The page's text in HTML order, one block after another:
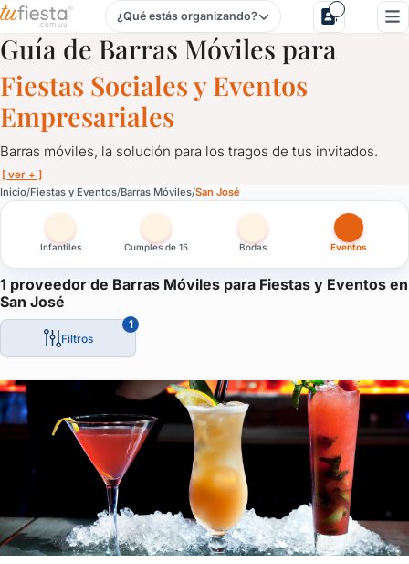
Barras Móviles para Fiestas y Eventos en San José
¿Qué estás organizando?
Guía de Barras Móviles para
Fiestas Sociales y Eventos
Empresariales
Barras móviles, la solución para los tragos de tus invitados.
[ ver + ]
Inicio Fiestas y Eventos Barras Móviles San José
Infantiles Cumples de 15 Bodas Eventos
1 proveedor de Barras Móviles para Fiestas y Eventos en
San José
Filtros
1
Barras Móviles para Fiestas y Eventos en San José
Barras móviles, la solución para los tragos de tus invitados.
Personalizadas, con luces led, acordes a tu evento, barras
La solución ideal para despreocuparte del tema y que los